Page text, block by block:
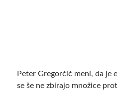
Peter Gregorčič meni, da je
se še ne zbirajo množice